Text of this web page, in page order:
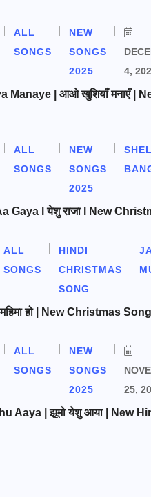
ALL
SONGS
NEW
SONGS
2025
4,
Manaye | आओ खुशियाँ मनाएँ |
ALL
SONGS
NEW
SONGS
2025
Gaya l येशु राजा l New
ALL
SONGS
HINDI
CHRISTMAS
SONG
हो | New Christmas Song
ALL
SONGS
NEW
SONGS
2025
25,
Aaya | झूमो येशु आया | New